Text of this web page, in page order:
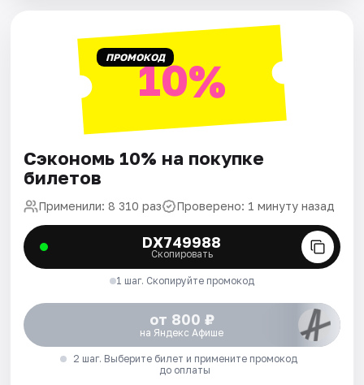
ПРОМОКОД10%
Сэкономь 10% на покупке
билетов
Применили: 8 310 раз Проверено: 1 минуту назад
DX749988
Скопировать
1 шаг. Скопируйте промокод
от 800 ₽
на Яндекс Афише
2 шаг. Выберите билет и примените промокод
до оплаты